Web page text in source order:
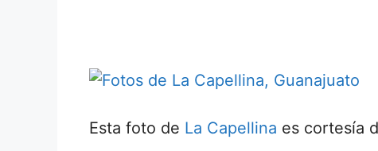
Esta foto de La Capellina es cortesía